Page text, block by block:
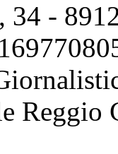
34 -
Reggio